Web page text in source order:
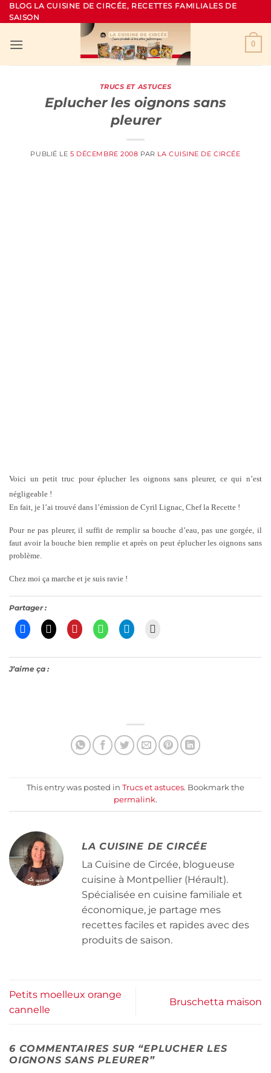
Passer
au
BLOG LA CUISINE DE CIRCÉE, RECETTES FAMILIALES DE
SAISON
0
TRUCS ET ASTUCES
Eplucher les oignons sans
pleurer
PUBLIÉ LE5 DÉCEMBRE 2008 PAR LA CUISINE DE CIRCÉE
Voici un petit truc pour éplucher les oignons sans pleurer, ce qui n’est
négligeable !
En fait, je l’ai trouvé dans l’émission de Cyril Lignac, Chef la Recette !
Pour ne pas pleurer, il suffit de remplir sa bouche d’eau, pas une gorgée, il
faut avoir la bouche bien remplie et après on peut éplucher les oignons sans
problème.
Chez moi ça marche et je suis ravie !
Partager :
J’aime ça :
This entry was posted in Trucs et astuces. Bookmark the
permalink.
LA CUISINE DE CIRCÉE
La Cuisine de Circée, blogueuse
cuisine à Montpellier (Hérault).
Spécialisée en cuisine familiale et
économique, je partage mes
recettes faciles et rapides avec des
produits de saison.
Petits moelleux orange
cannelle
Bruschetta maison
6 COMMENTAIRES SUR “EPLUCHER LES
OIGNONS SANS PLEURER”